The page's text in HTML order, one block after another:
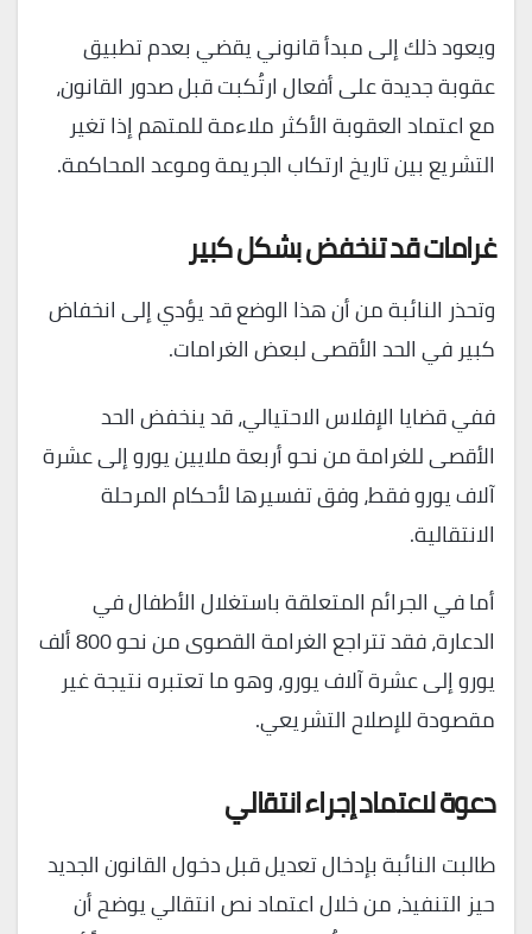
ويعود ذلك إلى مبدأ قانوني يقضي بعدم تطبيق
عقوبة جديدة على أفعال ارتُكبت قبل صدور القانون،
مع اعتماد العقوبة الأكثر ملاءمة للمتهم إذا تغير
التشريع بين تاريخ ارتكاب الجريمة وموعد المحاكمة.
غرامات قد تنخفض بشكل كبير
وتحذر النائبة من أن هذا الوضع قد يؤدي إلى انخفاض
كبير في الحد الأقصى لبعض الغرامات.
ففي قضايا الإفلاس الاحتيالي، قد ينخفض الحد
الأقصى للغرامة من نحو أربعة ملايين يورو إلى عشرة
آلاف يورو فقط، وفق تفسيرها لأحكام المرحلة
الانتقالية.
أما في الجرائم المتعلقة باستغلال الأطفال في
الدعارة، فقد تتراجع الغرامة القصوى من نحو 800 ألف
يورو إلى عشرة آلاف يورو، وهو ما تعتبره نتيجة غير
مقصودة للإصلاح التشريعي.
دعوة لاعتماد إجراء انتقالي
طالبت النائبة بإدخال تعديل قبل دخول القانون الجديد
حيز التنفيذ، من خلال اعتماد نص انتقالي يوضح أن